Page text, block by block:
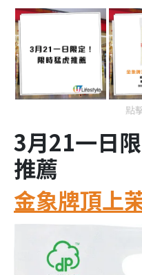
點
3月21一日
推薦
金象牌頂上